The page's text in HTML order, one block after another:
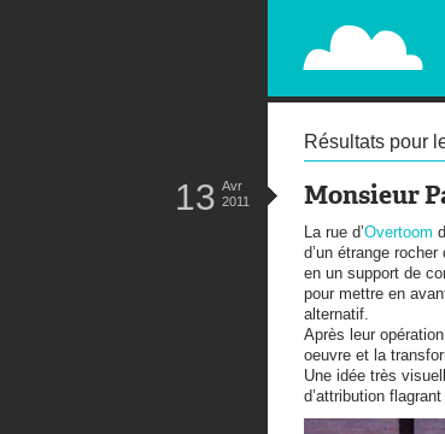
STREET, AMBIENT,
Résultats pour
Monsieur
13 Avr
2011
La rue d’Overtoom
d’un étrange
en un support de
pour mettre en
alternatif.
Après leur opération
oeuvre et la
Une idée très
d’attribution